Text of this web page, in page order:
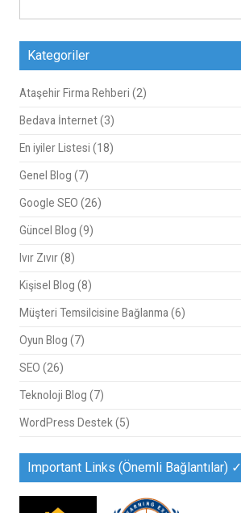
Kategoriler
Ataşehir Firma Rehberi (2)
Bedava İnternet(3)
En iyiler Listesi (18)
Genel Blog (7)
Google SEO (26)
Güncel Blog (9)
Ivır Zıvır(8)
Kişisel Blog (8)
Müşteri Temsilcisine Bağlanma (6)
Oyun Blog (7)
SEO (26)
Teknoloji Blog (7)
WordPress Destek(5)
Important Links (Önemli Bağlantılar) ✓